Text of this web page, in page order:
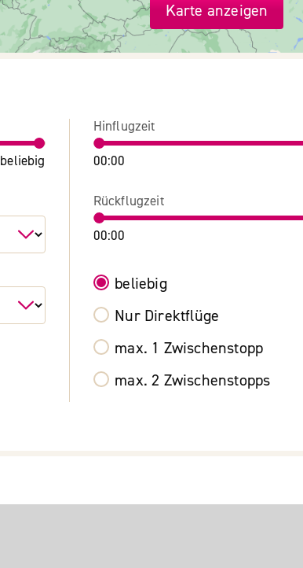
Karte anzeigen
beliebig
Hinflugzeit
00:00
Rückflugzeit
00:00
beliebig
Nur Direktflüge
max. 1 Zwischenstopp
max. 2 Zwischenstopps